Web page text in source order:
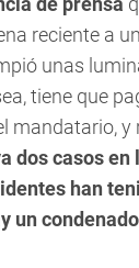
reciente a
unas
tiene que
mandatario, y
dos casos en
han
un condenado